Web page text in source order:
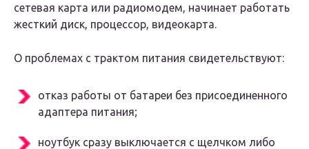
сетевая карта или радиомодем, начинает работать
жесткий диск, процессор, видеокарта.
О проблемах с трактом питания свидетельствуют:
отказ работы от батареи без присоединенного
адаптера питания;
ноутбук сразу выключается с щелчком либо